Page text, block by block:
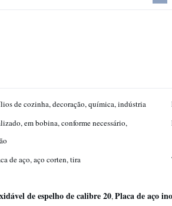
de cozinha, decoração, química, indústria
em bobina, conforme necessário,
de aço, aço corten, tira
de espelho de calibre 20,Placa de aço